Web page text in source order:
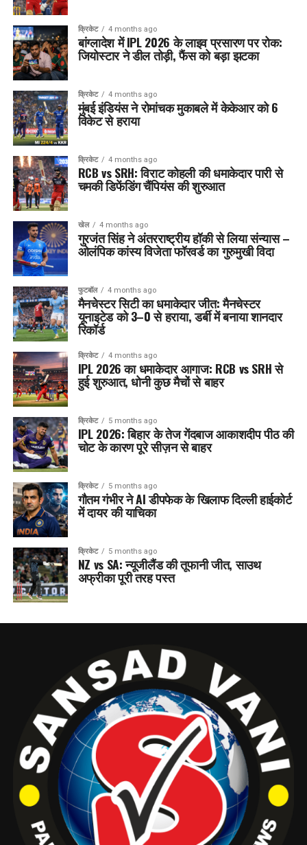
क्रिकेट 4 months ago
बांग्लादेश में IPL 2026 के लाइव प्रसारण पर रोक:
जियोस्टार ने डील तोड़ी, फैंस को बड़ा झटका
क्रिकेट 4 months ago
मुंबई इंडियंस ने रोमांचक मुकाबले में केकेआर को 6
विकेट से हराया
क्रिकेट 4 months ago
RCB vs SRH: विराट कोहली की धमाकेदार पारी से
चमकी डिफेंडिंग चैंपियंस की शुरुआत
खेल 4 months ago
गुरजंत सिंह ने अंतरराष्ट्रीय हॉकी से लिया संन्यास –
ओलंपिक कांस्य विजेता फॉरवर्ड का गुरुमुखी विदा
फुटबॉल 4 months ago
मैनचेस्टर सिटी का धमाकेदार जीत: मैनचेस्टर
यूनाइटेड को 3–0 से हराया, डर्बी में बनाया शानदार
रिकॉर्ड
क्रिकेट 4 months ago
IPL 2026 का धमाकेदार आगाज: RCB vs SRH से
हुई शुरुआत, धोनी कुछ मैचों से बाहर
क्रिकेट 5 months ago
IPL 2026: बिहार के तेज गेंदबाज आकाशदीप पीठ की
चोट के कारण पूरे सीज़न से बाहर
क्रिकेट 5 months ago
गौतम गंभीर ने AI डीपफेक के खिलाफ दिल्ली हाईकोर्ट
में दायर की याचिका
क्रिकेट 5 months ago
NZ vs SA: न्यूजीलैंड की तूफानी जीत, साउथ
अफ्रीका पूरी तरह पस्त